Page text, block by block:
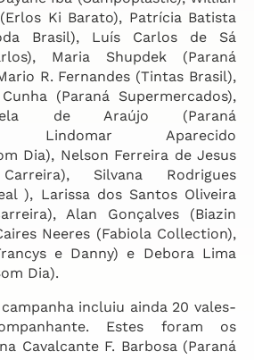
Ki Barato), Patrícia Batista
Brasil), Luís Carlos de Sá
Maria Shupdek (Paraná
R. Fernandes (Tintas Brasil),
(Paraná Supermercados),
de Araújo (Paraná
Lindomar Aparecido
Dia), Nelson Ferreira de Jesus
Silvana Rodrigues
), Larissa dos Santos Oliveira
Alan Gonçalves (Biazin
Neeres (Fabiola Collection),
e Danny) e Debora Lima
Dia).
incluiu ainda 20 vales-
Estes foram os
Cavalcante F. Barbosa (Paraná